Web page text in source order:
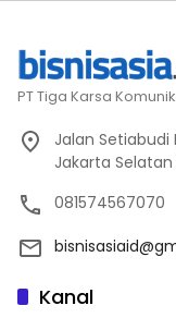
PT Tiga Karsa
Jalan
Jakarta Selatan
081574567070
Kanal